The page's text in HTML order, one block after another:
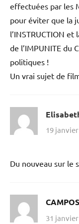
effectuées par les
pour éviter que la
l’INSTRUCTION
de l’IMPUNITE du
politiques !
Un vrai sujet de
19
Du nouveau sur le
31